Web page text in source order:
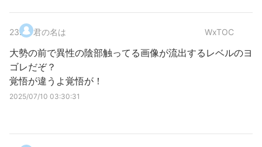
23. 君の名は WxTOC
大勢の前で異性の陰部触ってる画像が流出するレベルのヨ
ゴレだぞ？
覚悟が違うよ覚悟が！
2025/07/10 03:30:31